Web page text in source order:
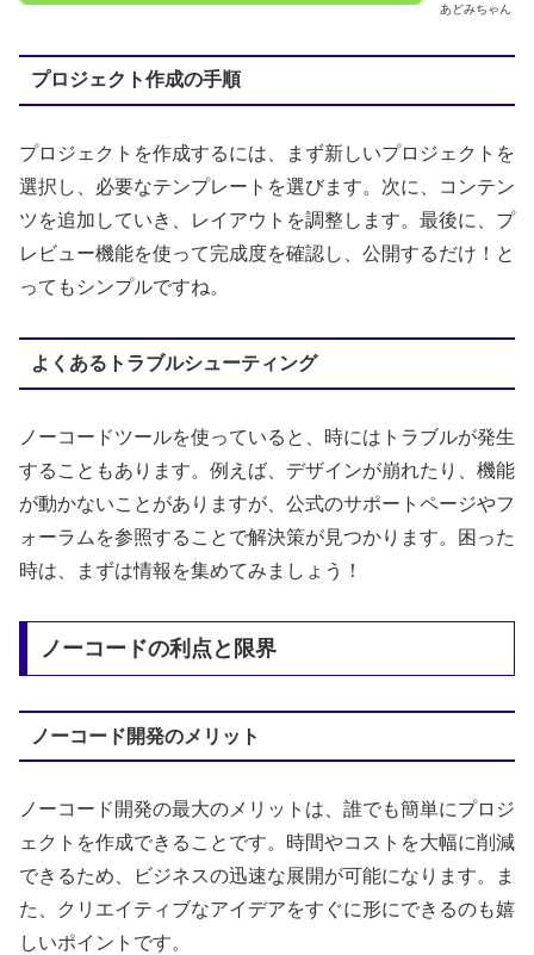
あどみちゃん
プロジェクト作成の手順
プロジェクトを作成するには、まず新しいプロジェクトを
選択し、必要なテンプレートを選びます。次に、コンテン
ツを追加していき、レイアウトを調整します。最後に、プ
レビュー機能を使って完成度を確認し、公開するだけ！と
ってもシンプルですね。
よくあるトラブルシューティング
ノーコードツールを使っていると、時にはトラブルが発生
することもあります。例えば、デザインが崩れたり、機能
が動かないことがありますが、公式のサポートページやフ
ォーラムを参照することで解決策が見つかります。困った
時は、まずは情報を集めてみましょう！
ノーコードの利点と限界
ノーコード開発のメリット
ノーコード開発の最大のメリットは、誰でも簡単にプロジ
ェクトを作成できることです。時間やコストを大幅に削減
できるため、ビジネスの迅速な展開が可能になります。ま
た、クリエイティブなアイデアをすぐに形にできるのも嬉
しいポイントです。